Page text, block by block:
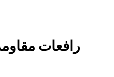
رافعات